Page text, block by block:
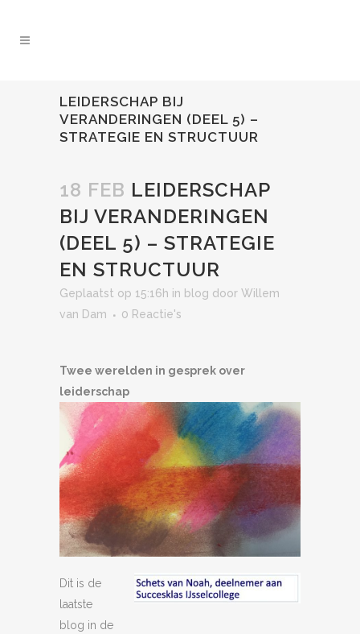
LEIDERSCHAP BIJ
VERANDERINGEN (DEEL 5) –
STRATEGIE EN STRUCTUUR
18 FEB LEIDERSCHAP
BIJ VERANDERINGEN
(DEEL 5) – STRATEGIE
EN STRUCTUUR
Geplaatst op 15:16h in blog door Willem
van Dam
0 Reactie's
Twee werelden in gesprek over
leiderschap
Dit is de
laatste
blog in de